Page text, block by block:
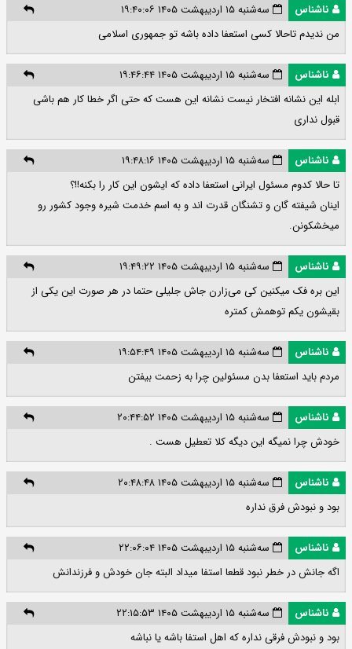
ناشناس
سه‌شنبه ۱۵ اردیبهشت ۱۴۰۵ ۱۹:۴۰:۰۶
من ندیدم تاحالا کسی استعفا داده باشه تو جمهوری اسلامی
ناشناس
سه‌شنبه ۱۵ اردیبهشت ۱۴۰۵ ۱۹:۴۶:۴۴
ابله این نشانه افتخار نیست نشانه این هست که حتی اگر خطا کار هم باشی
قبول نداری
ناشناس
سه‌شنبه ۱۵ اردیبهشت ۱۴۰۵ ۱۹:۴۸:۱۶
تا حالا کدوم مسئول ایرانی استعفا داده که ایشون این کار را بکنه!!؟
اینان شیفته گان و تشنگان قدرت اند و به اسم خدمت شیره وجود کشور رو
میخشکونن.
ناشناس
سه‌شنبه ۱۵ اردیبهشت ۱۴۰۵ ۱۹:۴۹:۲۲
این بره فک میکنین کی می‌زارن جاش جلیلی حتما در هر صورت این یکی از
بقیشون یکم توهمش کمتره
ناشناس
سه‌شنبه ۱۵ اردیبهشت ۱۴۰۵ ۱۹:۵۴:۴۹
مردم باید استعفا بدن مسئولین چرا به زحمت بیفتن
ناشناس
سه‌شنبه ۱۵ اردیبهشت ۱۴۰۵ ۲۰:۴۴:۵۲
خودش چرا نمیگه این دیگه کلا تعطیل هست .
ناشناس
سه‌شنبه ۱۵ اردیبهشت ۱۴۰۵ ۲۰:۴۸:۴۸
بود و نبودش فرق نداره
ناشناس
سه‌شنبه ۱۵ اردیبهشت ۱۴۰۵ ۲۲:۰۶:۰۴
اگه جانش در خطر نبود قطعا استفا میداد البته جان خودش و فرزندانش
ناشناس
سه‌شنبه ۱۵ اردیبهشت ۱۴۰۵ ۲۲:۱۵:۵۳
بود و نبودش فرقی نداره که اهل استفا باشه یا نباشه